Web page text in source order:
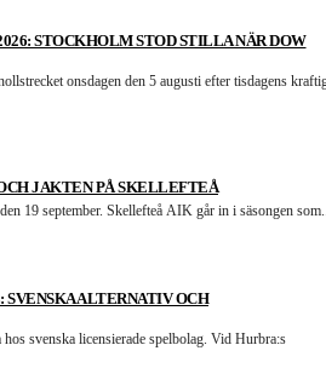
STOCKHOLM STOD STILLA NÄR DOW
onsdagen den 5 augusti efter tisdagens
JAKTEN PÅ SKELLEFTEÅ
19 september. Skellefteå AIK går in i säsongen
ALTERNATIV OCH
svenska licensierade spelbolag. Vid Hurbra:s